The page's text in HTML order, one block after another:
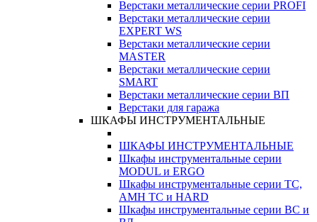
Верстаки металлические серии PROFI
Верстаки металлические серии
EXPERT WS
Верстаки металлические серии
MASTER
Верстаки металлические серии
SMART
Верстаки металлические серии ВП
Верстаки для гаража
ШКАФЫ ИНСТРУМЕНТАЛЬНЫЕ
ШКАФЫ ИНСТРУМЕНТАЛЬНЫЕ
Шкафы инструментальные серии
MODUL и ERGO
Шкафы инструментальные серии ТС,
АМН ТС и HARD
Шкафы инструментальные серии ВС и